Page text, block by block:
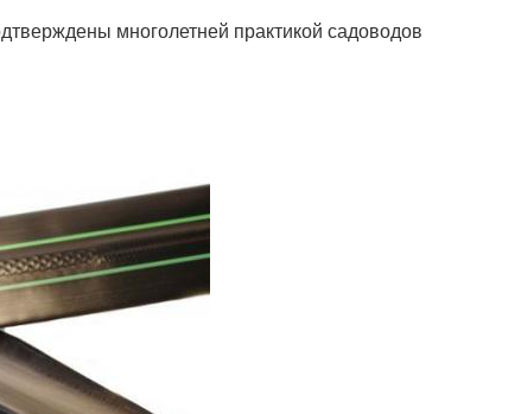
многолетней практикой садоводов